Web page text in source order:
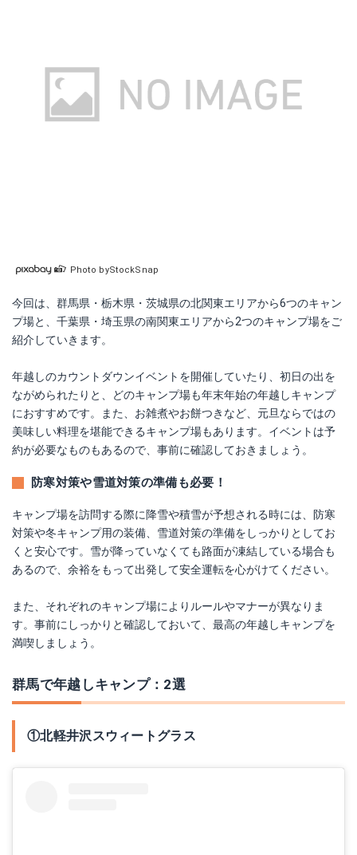
Photo byStockSnap
今回は、群馬県・栃木県・茨城県の北関東エリアから6つのキャン
プ場と、千葉県・埼玉県の南関東エリアから2つのキャンプ場をご
紹介していきます。
年越しのカウントダウンイベントを開催していたり、初日の出を
ながめられたりと、どのキャンプ場も年末年始の年越しキャンプ
におすすめです。また、お雑煮やお餅つきなど、元旦ならではの
美味しい料理を堪能できるキャンプ場もあります。イベントは予
約が必要なものもあるので、事前に確認しておきましょう。
防寒対策や雪道対策の準備も必要！
キャンプ場を訪問する際に降雪や積雪が予想される時には、防寒
対策や冬キャンプ用の装備、雪道対策の準備をしっかりとしてお
くと安心です。雪が降っていなくても路面が凍結している場合も
あるので、余裕をもって出発して安全運転を心がけてください。
また、それぞれのキャンプ場によりルールやマナーが異なりま
す。事前にしっかりと確認しておいて、最高の年越しキャンプを
満喫しましょう。
群馬で年越しキャンプ：2選
①北軽井沢スウィートグラス